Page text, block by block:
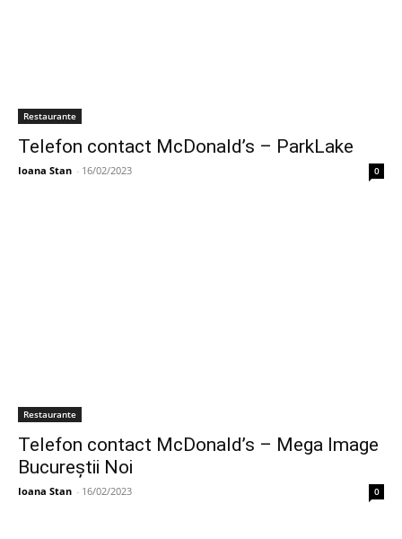
Restaurante
Telefon contact McDonald’s – ParkLake
Ioana Stan - 16/02/2023 0
Restaurante
Telefon contact McDonald’s – Mega Image
Bucureștii Noi
Ioana Stan - 16/02/2023 0